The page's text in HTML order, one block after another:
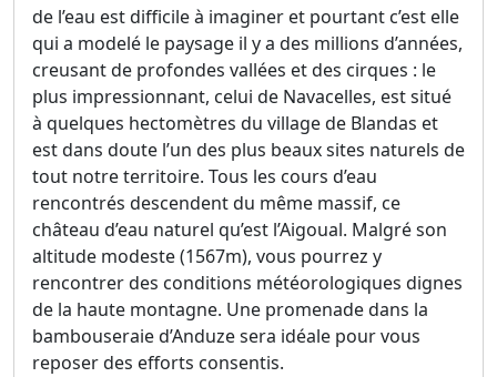
de l’eau est difficile à imaginer et pourtant c’est elle
qui a modelé le paysage il y a des millions d’années,
creusant de profondes vallées et des cirques : le
plus impressionnant, celui de Navacelles, est situé
à quelques hectomètres du village de Blandas et
est dans doute l’un des plus beaux sites naturels de
tout notre territoire. Tous les cours d’eau
rencontrés descendent du même massif, ce
château d’eau naturel qu’est l’Aigoual. Malgré son
altitude modeste (1567m), vous pourrez y
rencontrer des conditions météorologiques dignes
de la haute montagne. Une promenade dans la
bambouseraie d’Anduze sera idéale pour vous
reposer des efforts consentis.